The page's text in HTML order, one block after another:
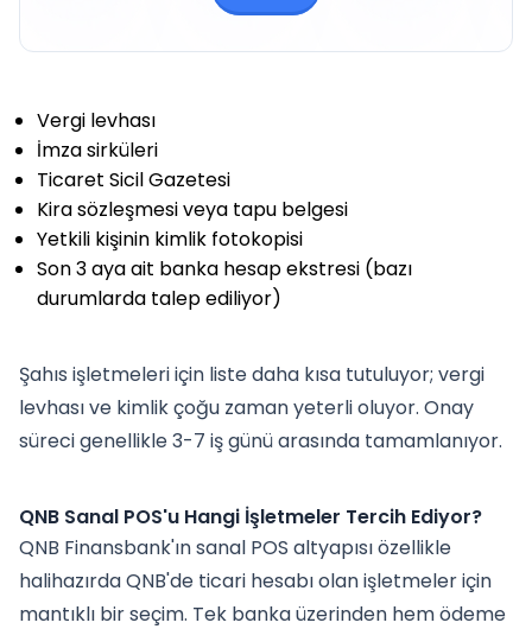
Vergi levhası
İmza sirküleri
Ticaret Sicil Gazetesi
Kira sözleşmesi veya tapu belgesi
Yetkili kişinin kimlik fotokopisi
Son 3 aya ait banka hesap ekstresi (bazı
durumlarda talep ediliyor)
Şahıs işletmeleri için liste daha kısa tutuluyor; vergi
levhası ve kimlik çoğu zaman yeterli oluyor. Onay
süreci genellikle 3-7 iş günü arasında tamamlanıyor.
QNB Sanal POS'u Hangi İşletmeler Tercih Ediyor?
QNB Finansbank'ın sanal POS altyapısı özellikle
halihazırda QNB'de ticari hesabı olan işletmeler için
mantıklı bir seçim. Tek banka üzerinden hem ödeme